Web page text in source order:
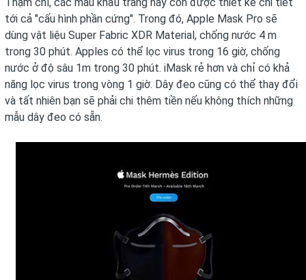
tới cả "cấu hình phần cứng". Trong đó, Apple Mask Pro sẽ
dùng vật liệu Super Fabric XDR Material, chống nước 4 m
trong 30 phút. Apples có thể lọc virus trong 16 giờ, chống
nước ở độ sâu 1m trong 30 phút. iMask rẻ hơn và chỉ có khả
năng lọc virus trong vòng 1 giờ. Dây đeo cũng có thể thay đổi
và tất nhiên bạn sẽ phải chi thêm tiền nếu không thích những
mẫu dây đeo có sẵn.